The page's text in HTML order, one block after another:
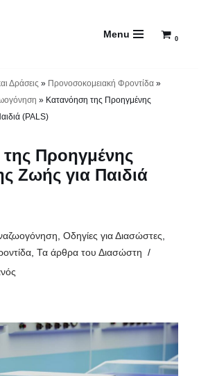
Menu 0
Δράσεις » Προνοσοκομειακή Φροντίδα »
» Κατανόηση της Προηγμένης
(PALS)
Προηγμένης
Ζωής για Παιδιά
, Οδηγίες για Διασώστες,
, Τα άρθρα του Διασώστη